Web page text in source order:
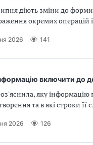
діють зміни до
окремих операцій
2026 141
включити до
яку інформацію
та в які строки
2026 126